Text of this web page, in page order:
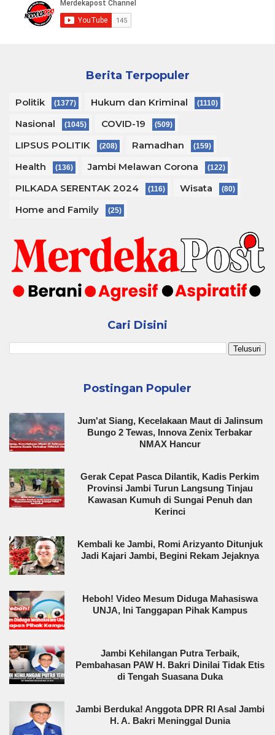
Berita Terpopuler
Politik (1377) Hukum dan Kriminal (1110)
Nasional (1045) COVID-19 (509)
LIPSUS POLITIK (208) Ramadhan (159)
Health (136) Jambi Melawan Corona (122)
PILKADA SERENTAK 2024 (116) Wisata (80)
Home and Family (25)
Cari Disini
Postingan Populer
Jum'at Siang, Kecelakaan Maut di Jalinsum
Bungo 2 Tewas, Innova Zenix Terbakar
NMAX Hancur
Gerak Cepat Pasca Dilantik, Kadis Perkim
Provinsi Jambi Turun Langsung Tinjau
Kawasan Kumuh di Sungai Penuh dan
Kerinci
Kembali ke Jambi, Romi Arizyanto Ditunjuk
Jadi Kajari Jambi, Begini Rekam Jejaknya
Heboh! Video Mesum Diduga Mahasiswa
UNJA, Ini Tanggapan Pihak Kampus
Jambi Kehilangan Putra Terbaik,
Pembahasan PAW H. Bakri Dinilai Tidak Etis
di Tengah Suasana Duka
Jambi Berduka! Anggota DPR RI Asal Jambi
H. A. Bakri Meninggal Dunia